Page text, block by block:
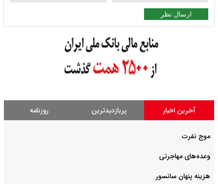
ارسال نظر
آخرین اخبار پربازدیدترین روزنامه
موج نفرت
وعده‌های مهاجرتی
هزینه پنهان سانسور